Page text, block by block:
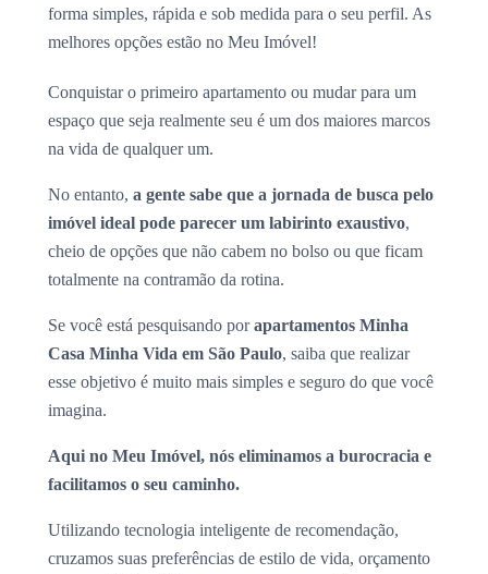
forma simples, rápida e sob medida para o seu perfil. As
melhores opções estão no Meu Imóvel!
Conquistar o primeiro apartamento ou mudar para um
espaço que seja realmente seu é um dos maiores marcos
na vida de qualquer um.
No entanto, a gente sabe que a jornada de busca pelo
imóvel ideal pode parecer um labirinto exaustivo,
cheio de opções que não cabem no bolso ou que ficam
totalmente na contramão da rotina.
Se você está pesquisando porapartamentos Minha
Casa Minha Vida em São Paulo, saiba que realizar
esse objetivo é muito mais simples e seguro do que você
imagina.
Aqui no Meu Imóvel, nós eliminamos a burocracia e
facilitamos o seu caminho.
Utilizando tecnologia inteligente de recomendação,
cruzamos suas preferências de estilo de vida, orçamento